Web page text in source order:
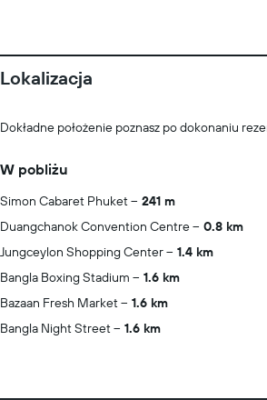
Lokalizacja
Dokładne położenie poznasz po dokonaniu
W pobliżu
Simon Cabaret Phuket
241 m
Duangchanok Convention Centre
0.8 km
Jungceylon Shopping Center
1.4 km
Bangla Boxing Stadium
1.6 km
Bazaan Fresh Market
1.6 km
Bangla Night Street
1.6 km